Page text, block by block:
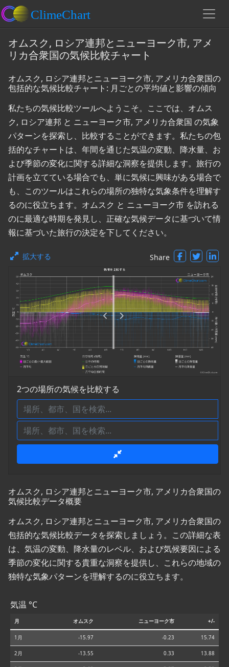
オムスク, ロシア連邦とニューヨーク市, アメ
リカ合衆国の気候比較チャート
オムスク, ロシア連邦とニューヨーク市, アメリカ合衆国の
包括的な気候比較チャート: 月ごとの平均値と影響の傾向
私たちの気候比較ツールへようこそ。ここでは、オムス
ク, ロシア連邦 と ニューヨーク市, アメリカ合衆国 の気象
パターンを探索し、比較することができます。私たちの包
括的なチャートは、年間を通じた気温の変動、降水量、お
よび季節の変化に関する詳細な洞察を提供します。旅行の
計画を立てている場合でも、単に気候に興味がある場合で
も、このツールはこれらの場所の独特な気象条件を理解す
るのに役立ちます。オムスク と ニューヨーク市 を訪れる
のに最適な時期を発見し、正確な気候データに基づいて情
報に基づいた旅行の決定を下してください。
拡大する Share
2つの場所の気候を比較する
オムスク, ロシア連邦とニューヨーク市, アメリカ合衆国の
気候比較データ概要
オムスク, ロシア連邦とニューヨーク市, アメリカ合衆国の
包括的な気候比較データを探索しましょう。この詳細な表
は、気温の変動、降水量のレベル、および気候要因による
季節の変化に関する貴重な洞察を提供し、これらの地域の
独特な気象パターンを理解するのに役立ちます。
気温 °C
月 オムスク ニューヨーク市 +/-
1月 -15.97 -0.23 15.74
2月 -13.55 0.33 13.88